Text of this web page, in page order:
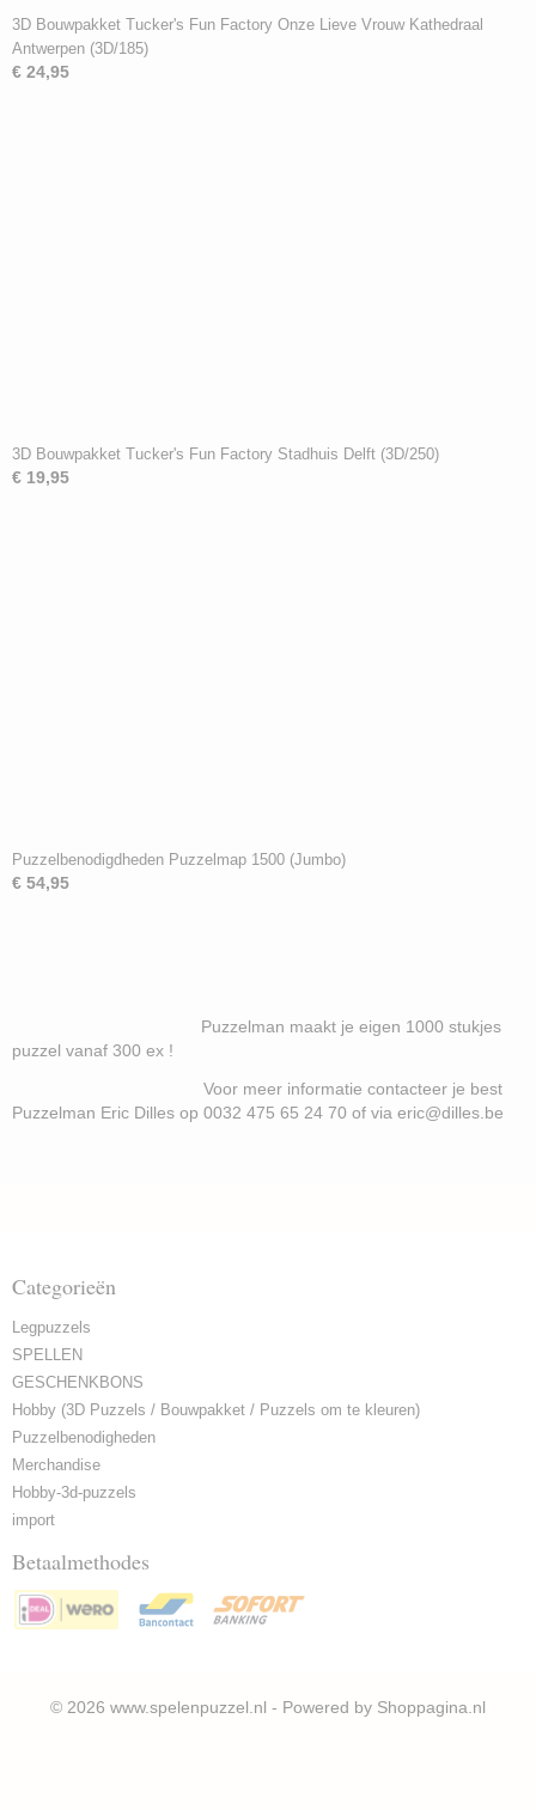
3D Bouwpakket Tucker's Fun Factory Onze Lieve Vrouw Kathedraal
Antwerpen (3D/185)
€ 24,95
3D Bouwpakket Tucker's Fun Factory Stadhuis Delft (3D/250)
€ 19,95
Puzzelbenodigdheden Puzzelmap 1500 (Jumbo)
€ 54,95
Puzzelman maakt je eigen 1000 stukjes
puzzel vanaf 300 ex !
Voor meer informatie contacteer je best
Puzzelman Eric Dilles op 0032 475 65 24 70 of via eric@dilles.be
Categorieën
Legpuzzels
SPELLEN
GESCHENKBONS
Hobby (3D Puzzels / Bouwpakket / Puzzels om te kleuren)
Puzzelbenodigheden
Merchandise
Hobby-3d-puzzels
import
Betaalmethodes
© 2026 www.spelenpuzzel.nl - Powered by Shoppagina.nl